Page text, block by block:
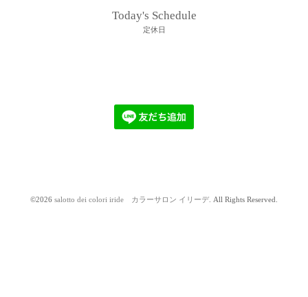
Today's Schedule
定休日
©2026 salotto dei colori iride カラーサロン イリーデ. All Rights Reserved.